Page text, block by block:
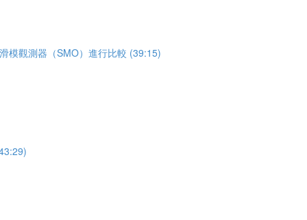
模觀測器（SMO）進行比較 (39:15)